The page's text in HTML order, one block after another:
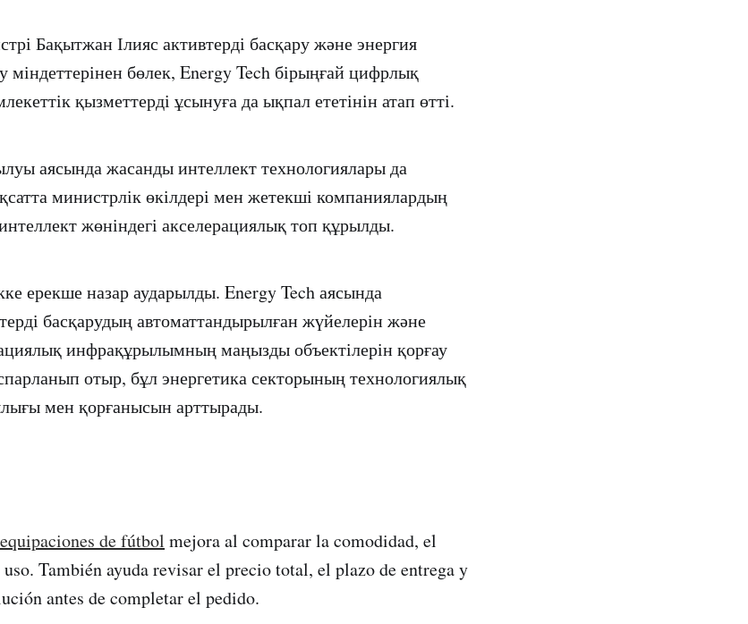
Бақытжан Ілияс активтерді басқару және энергия
міндеттерінен бөлек, Energy Tech бірыңғай цифрлық
қызметтерді ұсынуға да ықпал ететінін атап өтті.
аясында жасанды интеллект технологиялары да
министрлік өкілдері мен жетекші компаниялардың
жөніндегі акселерациялық топ құрылды.
ерекше назар аударылды. Energy Tech аясында
басқарудың автоматтандырылған жүйелерін және
инфрақұрылымның маңызды объектілерін қорғау
отыр, бұл энергетика секторының технологиялық
мен қорғанысын арттырады.
de fútbol mejora al comparar la comodidad, el
También ayuda revisar el precio total, el plazo de entrega y
antes de completar el pedido.